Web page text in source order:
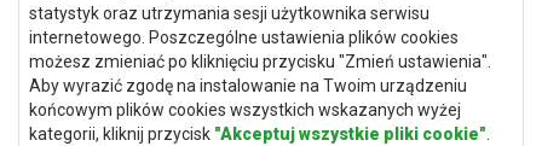
statystyk oraz utrzymania sesji użytkownika serwisu
internetowego. Poszczególne ustawienia plików cookies
możesz zmieniać po kliknięciu przycisku "Zmień ustawienia".
Aby wyrazić zgodę na instalowanie na Twoim urządzeniu
końcowym plików cookies wszystkich wskazanych wyżej
kategorii, kliknij przycisk "Akceptuj wszystkie pliki cookie"
Dywany Łódź
Dywany Katowice
Dywany Rzeszów